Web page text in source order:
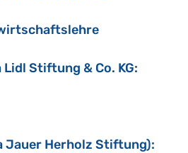
Stiftung & Co. KG:
Jauer Herholz Stiftung):